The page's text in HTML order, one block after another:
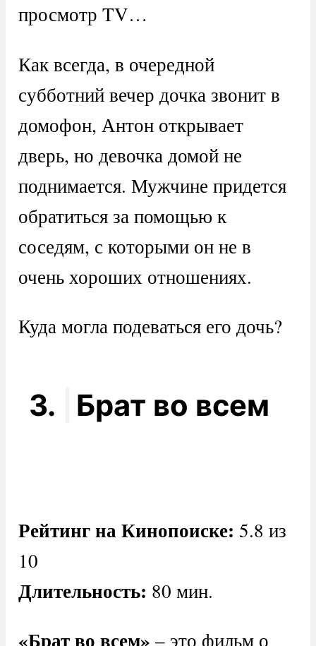
просмотр TV…
Как всегда, в очередной
субботний вечер дочка звонит в
домофон, Антон открывает
дверь, но девочка домой не
поднимается. Мужчине придется
обратиться за помощью к
соседям, с которыми он не в
очень хороших отношениях.
Куда могла подеваться его дочь?
3. Брат во всем
Рейтинг на Кинопоиске: 5.8 из
10
Длительность: 80 мин.
«Брат во всем» – это фильм о